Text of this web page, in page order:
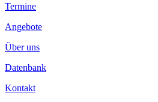
Termine
Angebote
Über uns
Datenbank
Kontakt